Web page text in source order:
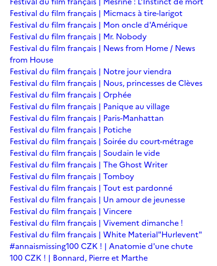
Festival du film français | Micmacs à tire-larigot
Festival du film français | Mon oncle d'Amérique
Festival du film français | Mr. Nobody
Festival du film français | News from Home / News
from House
Festival du film français | Notre jour viendra
Festival du film français | Nous, princesses de Clèves
Festival du film français | Orphée
Festival du film français | Panique au village
Festival du film français | Paris-Manhattan
Festival du film français | Potiche
Festival du film français | Soirée du court-métrage
Festival du film français | Soudain le vide
Festival du film français | The Ghost Writer
Festival du film français | Tomboy
Festival du film français | Tout est pardonné
Festival du film français | Un amour de jeunesse
Festival du film français | Vincere
Festival du film français | Vivement dimanche !
Festival du film français | White Material"Hurlevent"
#annaismissing100 CZK ! | Anatomie d'une chute
100 CZK ! | Bonnard, Pierre et Marthe